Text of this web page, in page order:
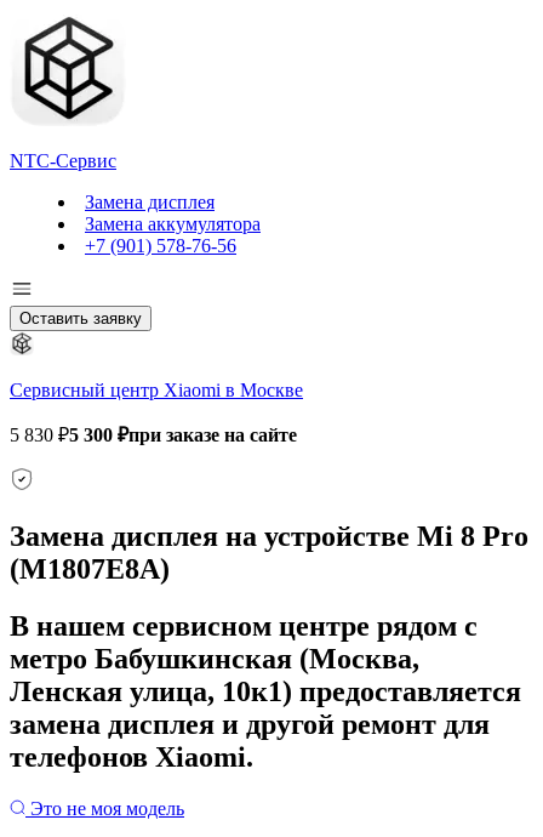
NTC-Сервис
Замена дисплея
Замена аккумулятора
+7 (901) 578-76-56
Оставить заявку
Сервисный центр Xiaomi в Москве
5 830 ₽5 300 ₽при заказе на сайте
Замена дисплея на устройстве Mi 8 Pro
(M1807E8A)
В нашем сервисном центре рядом с
метро Бабушкинская (Москва,
Ленская улица, 10к1) предоставляется
замена дисплея и другой ремонт для
телефонов Xiaomi.
Это не моя модель